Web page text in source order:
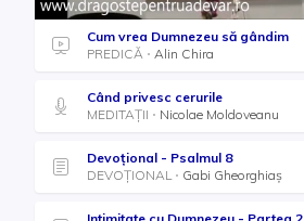
Cum vrea Dumnezeu să gândim
PREDICĂ
Alin Chira
Când privesc cerurile
MEDITAȚII
Nicolae Moldoveanu
Devoțional - Psalmul 8
DEVOȚIONAL
Gabi Gheorghiaș